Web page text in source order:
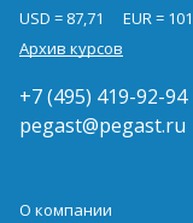
USD = 87,71
EUR =
Архив курсов
+7 (495) 419-92-94
pegast@pegast.ru
О компании